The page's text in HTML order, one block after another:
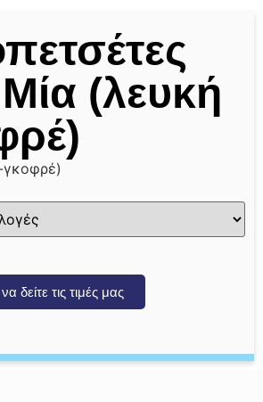
(λευκή
γκοφρέ)
δείτε τις τιμές μας